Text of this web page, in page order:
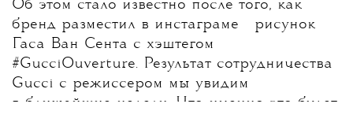
Об этом стало известно после того, как
бренд разместил в инстаграме
рисунок
Гаса Ван Сента с хэштегом
#GucciOuverture. Результат сотрудничества
Gucci с режиссером мы увидим
в ближайшие недели. Что именно это будет,